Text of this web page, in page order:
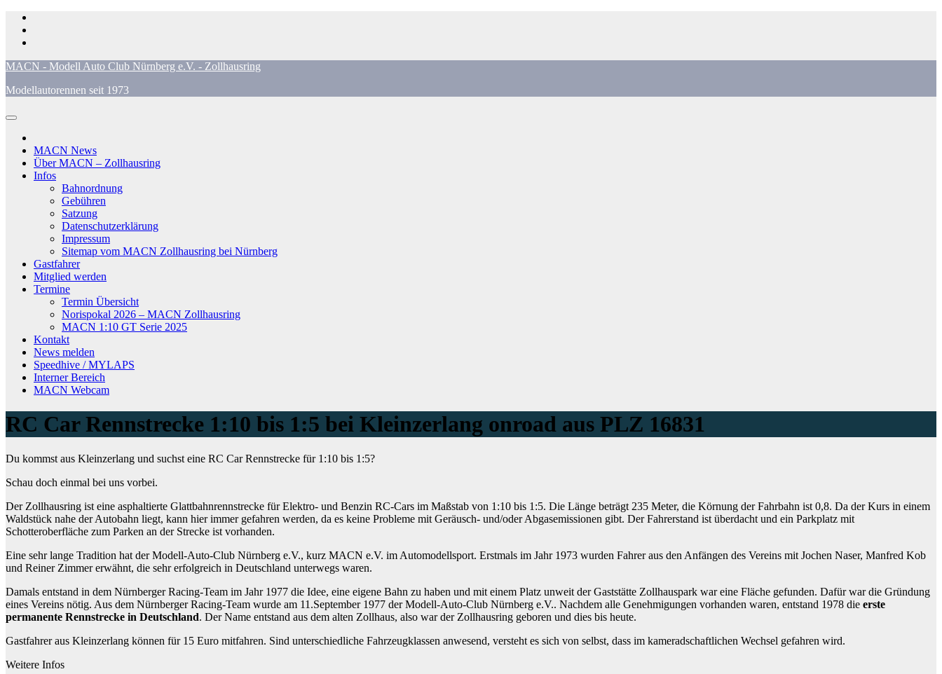
Zum
Inhalt
springen
MACN - Modell Auto Club Nürnberg e.V. - Zollhausring
Modellautorennen seit 1973
MACN News
Über MACN – Zollhausring
Infos
Bahnordnung
Gebühren
Satzung
Datenschutzerklärung
Impressum
Sitemap vom MACN Zollhausring bei Nürnberg
Gastfahrer
Mitglied werden
Termine
Termin Übersicht
Norispokal 2026 – MACN Zollhausring
MACN 1:10 GT Serie 2025
Kontakt
News melden
Speedhive / MYLAPS
Interner Bereich
MACN Webcam
RC Car Rennstrecke 1:10 bis 1:5 bei Kleinzerlang onroad aus PLZ 16831
Du kommst aus Kleinzerlang und suchst eine RC Car Rennstrecke für 1:10 bis 1:5?
Schau doch einmal bei uns vorbei.
Der Zollhausring ist eine asphaltierte Glattbahnrennstrecke für Elektro- und Benzin RC-Cars im Maßstab von 1:10 bis 1:5. Die Länge beträgt 235 Meter, die Körnung der Fahrbahn ist 0,8. Da der Kurs in einem
Waldstück nahe der Autobahn liegt, kann hier immer gefahren werden, da es keine Probleme mit Geräusch- und/oder Abgasemissionen gibt. Der Fahrerstand ist überdacht und ein Parkplatz mit
Schotteroberfläche zum Parken an der Strecke ist vorhanden.
Eine sehr lange Tradition hat der Modell-Auto-Club Nürnberg e.V., kurz MACN e.V. im Automodellsport. Erstmals im Jahr 1973 wurden Fahrer aus den Anfängen des Vereins mit Jochen Naser, Manfred Kob
und Reiner Zimmer erwähnt, die sehr erfolgreich in Deutschland unterwegs waren.
Damals entstand in dem Nürnberger Racing-Team im Jahr 1977 die Idee, eine eigene Bahn zu haben und mit einem Platz unweit der Gaststätte Zollhauspark war eine Fläche gefunden. Dafür war die Gründung
eines Vereins nötig. Aus dem Nürnberger Racing-Team wurde am 11.September 1977 der Modell-Auto-Club Nürnberg e.V.. Nachdem alle Genehmigungen vorhanden waren, entstand 1978 die erste
permanente Rennstrecke in Deutschland. Der Name entstand aus dem alten Zollhaus, also war der Zollhausring geboren und dies bis heute.
Gastfahrer aus Kleinzerlang können für 15 Euro mitfahren. Sind unterschiedliche Fahrzeugklassen anwesend, versteht es sich von selbst, dass im kameradschaftlichen Wechsel gefahren wird.
Weitere Infos